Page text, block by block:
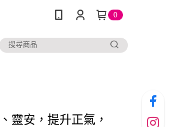
0
靈安，提升正氣，